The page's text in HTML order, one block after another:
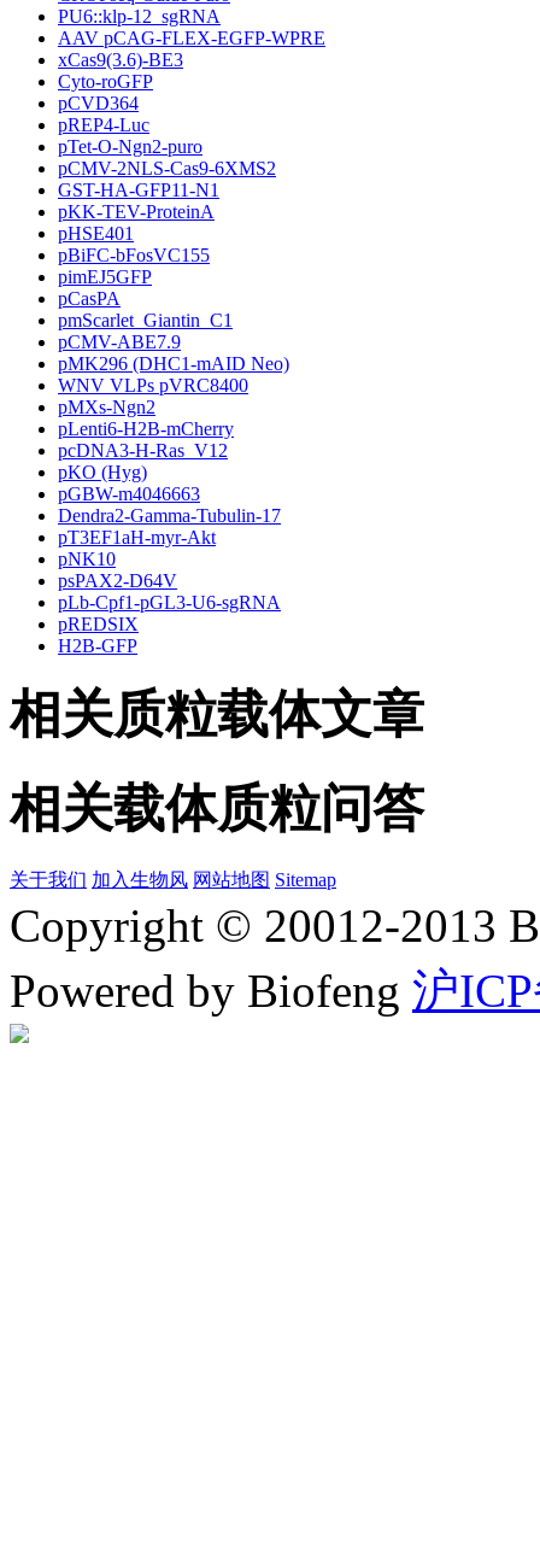
PU6::klp-12_sgRNA
AAV pCAG-FLEX-EGFP-WPRE
xCas9(3.6)-BE3
Cyto-roGFP
pCVD364
pREP4-Luc
pTet-O-Ngn2-puro
pCMV-2NLS-Cas9-6XMS2
GST-HA-GFP11-N1
pKK-TEV-ProteinA
pHSE401
pBiFC-bFosVC155
pimEJ5GFP
pCasPA
pmScarlet_Giantin_C1
pCMV-ABE7.9
pMK296 (DHC1-mAID Neo)
WNV VLPs pVRC8400
pMXs-Ngn2
pLenti6-H2B-mCherry
pcDNA3-H-Ras_V12
pKO (Hyg)
pGBW-m4046663
Dendra2-Gamma-Tubulin-17
pT3EF1aH-myr-Akt
pNK10
psPAX2-D64V
pLb-Cpf1-pGL3-U6-sgRNA
pREDSIX
H2B-GFP
相关质粒载体文章
相关载体质粒问答
关于我们 加入生物风 网站地图 Sitemap
Copyright © 20012-2013
Powered by Biofeng 沪